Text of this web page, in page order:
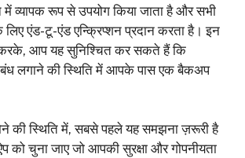
में व्यापक रूप से उपयोग किया जाता है और सभी
एंड-टू-एंड एन्क्रिप्शन प्रदान करता है। इन
आप यह सुनिश्चित कर सकते हैं कि
लगाने की स्थिति में आपके पास एक बैकअप
की स्थिति में, सबसे पहले यह समझना ज़रूरी है
को चुना जाए जो आपकी सुरक्षा और गोपनीयता